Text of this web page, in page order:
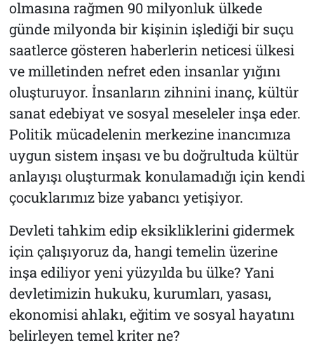
olmasına rağmen 90 milyonluk ülkede
günde milyonda bir kişinin işlediği bir suçu
saatlerce gösteren haberlerin neticesi ülkesi
ve milletinden nefret eden insanlar yığını
oluşturuyor. İnsanların zihnini inanç, kültür
sanat edebiyat ve sosyal meseleler inşa eder.
Politik mücadelenin merkezine inancımıza
uygun sistem inşası ve bu doğrultuda kültür
anlayışı oluşturmak konulamadığı için kendi
çocuklarımız bize yabancı yetişiyor.
Devleti tahkim edip eksikliklerini gidermek
için çalışıyoruz da, hangi temelin üzerine
inşa ediliyor yeni yüzyılda bu ülke? Yani
devletimizin hukuku, kurumları, yasası,
ekonomisi ahlakı, eğitim ve sosyal hayatını
belirleyen temel kriter ne?